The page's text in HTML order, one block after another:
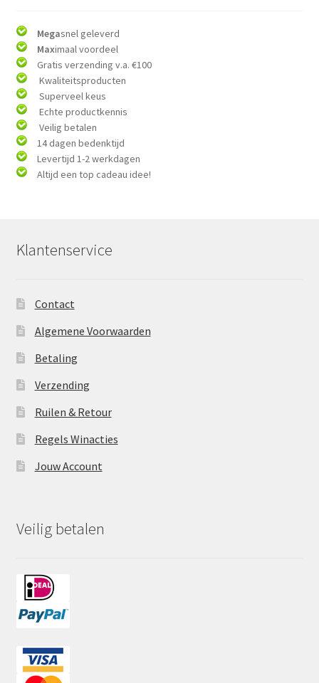
Megasnel geleverd
Maximaal voordeel
Gratis verzending v.a. €100
Kwaliteitsproducten
Superveel keus
Echte productkennis
Veilig betalen
14 dagen bedenktijd
Levertijd 1-2 werkdagen
Altijd een top cadeau idee!
Klantenservice
Contact
Algemene Voorwaarden
Betaling
Verzending
Ruilen & Retour
Regels Winacties
Jouw Account
Veilig betalen